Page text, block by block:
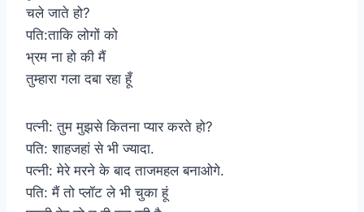
चले जाते हो?
पति:ताकि लोगों को
भ्रम ना हो की मैं
तुम्हारा गला दबा रहा हूँ
पत्नी: तुम मुझसे कितना प्यार करते हो?
पति: शाहजहां से भी ज्यादा.
पत्नी: मेरे मरने के बाद ताजमहल बनाओगे.
पति: मैं तो प्लॉट ले भी चुका हूं